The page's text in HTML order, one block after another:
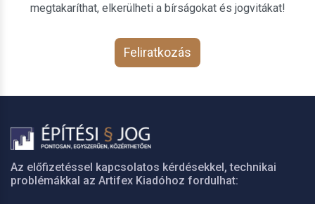
megtakaríthat, elkerülheti a bírságokat és jogvitákat!
Feliratkozás
Az előfizetéssel kapcsolatos kérdésekkel, technikai
problémákkal az Artifex Kiadóhoz fordulhat: